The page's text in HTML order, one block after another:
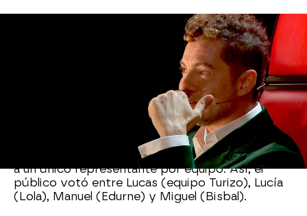
El momento decisivo: Lucas,
ganador de La Voz Kids
La emoción llegó a su punto más alto cuando se
anunció el momento más esperado: conocer al
. Los cuatro coaches tuvieron que elegir
a un único representante por equipo. Así, el
público votó entre Lucas (equipo Turizo), Lucía
(Lola), Manuel (Edurne) y Miguel (Bisbal).